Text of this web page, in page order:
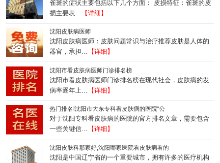
雀斑的症状主要包括以下几个方面： 皮损特征：雀斑的皮
损主要表…
【详细】
沈阳皮肤病医师
沈阳皮肤病医师：皮肤问题常识与治疗推荐皮肤是人体的
器官，承担… 【详细】
沈阳市看皮肤病医师门诊排名榜
沈阳市看皮肤病医师门诊排名榜在现代社会，皮肤病的发
病率逐年上…
【详细】
热门排名!沈阳市大东专科看皮肤病的医院“公
对于沈阳专科看皮肤病的医院的官方排名文章，需要包含
一些关键信… 【详细】
沈阳皮肤科那家好,沈阳哪家医院看皮肤病看的
沈阳是中国辽宁省的一个重要城市，拥有许多的医疗机构